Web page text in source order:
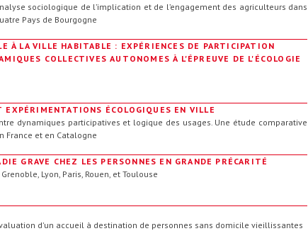
sociologique de l’implication et de l’engagement des agriculteurs dans
Pays de Bourgogne
À LA VILLE HABITABLE : EXPÉRIENCES DE PARTICIPATION
COLLECTIVES AUTONOMES À L'ÉPREUVE DE L'ÉCOLOGIE
EXPÉRIMENTATIONS ÉCOLOGIQUES EN VILLE
dynamiques participatives et logique des usages. Une étude comparative
France et en Catalogne
GRAVE CHEZ LES PERSONNES EN GRANDE PRÉCARITÉ
Grenoble, Lyon, Paris, Rouen, et Toulouse
d'un accueil à destination de personnes sans domicile vieillissantes